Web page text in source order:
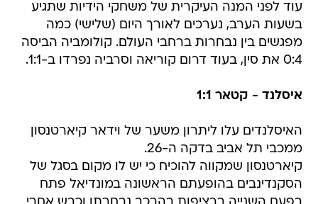
עוד לפני המנה העיקרית של משחקי הידיות שתגיע
בשעות הערב, נערכים לאורך היום (שלישי) כמה
מפגשים בין נבחרות ברחבי העולם. קולומביה הביסה
0:4 את סין, בעוד דרום קוריאה וסרביה נפרדו ב-1:1.
איסלנד - קטאר 1:1
האיסלנדים עלו ליתרון משער של וידאר קיארטנסון
ממכבי תל אביב בדקה ה-26.
קיארטנסון שמקווה להוכיח כי יש לו מקום בסגל של
הסקנדינבים בהופעתם הראשונה במונדיאל פתח